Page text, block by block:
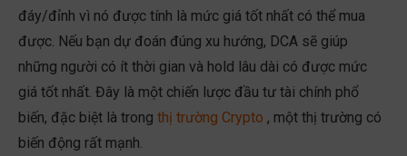
đáy/đỉnh vì nó được tính là mức giá tốt nhất có thể mua
được. Nếu bạn dự đoán đúng xu hướng, DCA sẽ giúp
những người có ít thời gian và hold lâu dài có được mức
giá tốt nhất. Đây là một chiến lược đầu tư tài chính phổ
biến, đặc biệt là trong thị trường Crypto , một thị trường có
biến động rất mạnh.